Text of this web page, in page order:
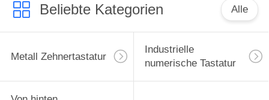
Beliebte Kategorien Alle
Metall Zehnertastatur
Industrielle
numerische Tastatur